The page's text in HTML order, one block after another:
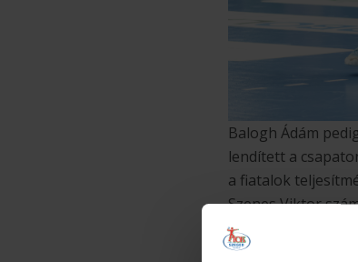
Balogh Ádám
lendített a
a fiatalok
Szenes Viktor
hajrában jött a
akkor ő sem akart